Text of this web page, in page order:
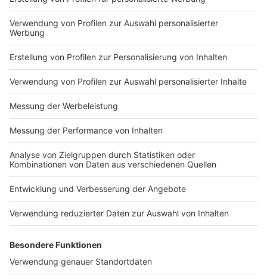
Impressum
Nutzungsbedingungen
Jobs
Presse
Werben
Archiv
ANTENNE BAYERN GROUP
Kontakt
Studio-Hotline
Verkehrs-Hotline
Newsletter